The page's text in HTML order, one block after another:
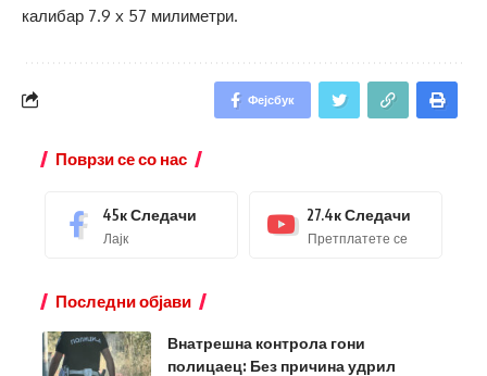
калибар 7.9 x 57 милиметри.
Фејсбук
Поврзи се со нас
45кСледачи
Лајк
27.4кСледачи
Претплатете се
Последни објави
Внатрешна контрола гони
полицаец: Без причина удрил